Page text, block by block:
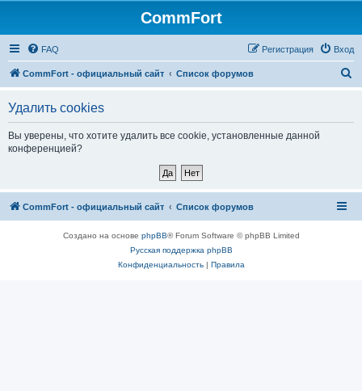
CommFort
FAQ Вход
Регистрация
CommFort - официальный сайт Список форумов
Удалить cookies
Вы уверены, что хотите удалить все cookie, установленные данной
конференцией?
CommFort - официальный сайт Список форумов
Создано на основе phpBB® Forum Software © phpBB Limited
Русская поддержка phpBB
Конфиденциальность| Правила